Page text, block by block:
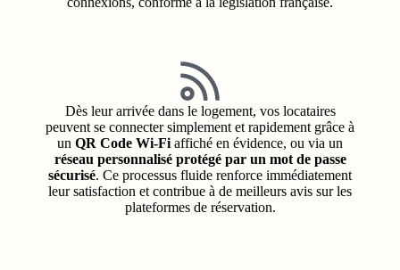
Dès leur arrivée dans le logement, vos locataires
peuvent se connecter simplement et rapidement grâce à
un QR Code Wi‑Fi affiché en évidence, ou via un
réseau personnalisé protégé par un mot de passe
sécurisé. Ce processus fluide renforce immédiatement
leur satisfaction et contribue à de meilleurs avis sur les
plateformes de réservation.